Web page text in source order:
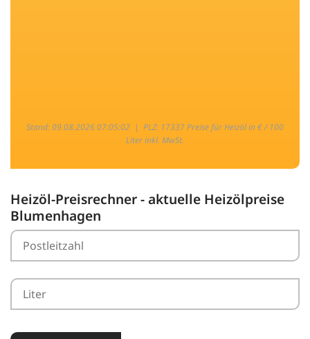
Stand: 09.08.2026 07:05:02 | PLZ: 17337 Preise für Heizöl in € / 100
Liter inkl. MwSt.
Heizöl-Preisrechner - aktuelle Heizölpreise
Blumenhagen